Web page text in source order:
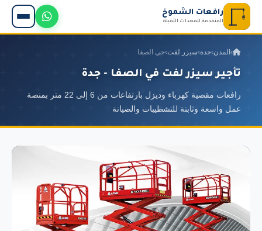
رافعات الشموخ
المتقدمة للمعدات الثقيلة
› المدن›جدة›سيزر لفت›حي الصفا
تأجير سيزر لفت في الصفا - جدة
رافعات مقصية كهرباء وديزل بارتفاعات من 6 إلى 22 متر بمنصة
عمل واسعة وثابتة للتشطيبات والصيانة